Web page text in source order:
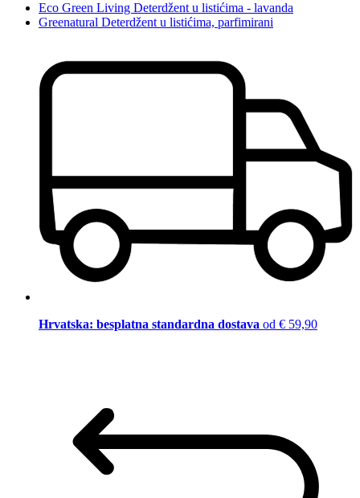
Eco Green Living Deterdžent u listićima - lavanda
Greenatural Deterdžent u listićima, parfimirani
Hrvatska: besplatna standardna dostava od € 59,90